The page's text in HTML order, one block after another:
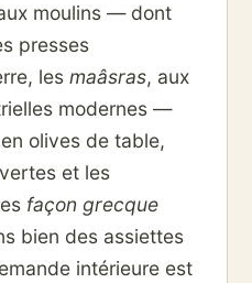
moulins — dont
presses
les maâsras, aux
modernes —
olives de table,
et les
façon grecque
bien des assiettes
intérieure est